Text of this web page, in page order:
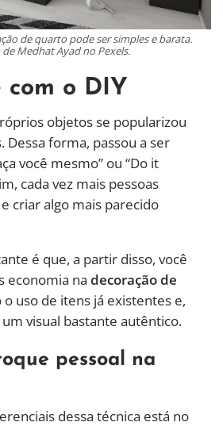
de quarto pode ser simples e barata.
Medhat Ayad no Pexels.
com o DIY
objetos se popularizou
forma, passou a ser
você mesmo” ou “Do it
cada vez mais pessoas
criar algo mais parecido
é que, a partir disso, você
economia na decoração de
o uso de itens já existentes e,
visual bastante autêntico.
pessoal na
dessa técnica está no